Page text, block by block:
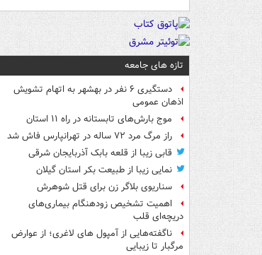
تازه های جامعه
دستگیری ۶ نفر در بهشهر به اتهام تشویش
اذهان عمومی
موج بارش‌های تابستانه در راه ۱۱ استان
راز مرگ مرد ۷۲ ساله در تهرانپارس فاش شد
قابی زیبا از قلعه بابک آذربایجان شرقی
نمایی زیبا از طبیعت بکر استان گیلان
سناریوی بلاگر زن برای قتل شوهرش
اهمیت تشخیص زودهنگام بیماری‌های
دریچه‌ای قلب
ناگفته‌هایی از آمپول های لاغری؛ از عوارض
مرگبار تا زیبایی